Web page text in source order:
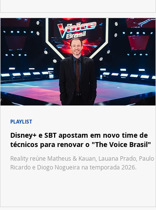
Disney+ e SBT apostam em novo time de
técnicos para renovar o "The Voice Brasil"
Reality reúne Matheus & Kauan, Lauana Prado, Paulo
Ricardo e Diogo Nogueira na temporada 2026.
PLAYLIST